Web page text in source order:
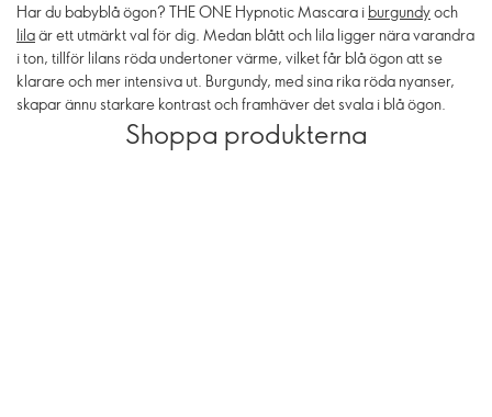
Har du babyblå ögon? THE ONE Hypnotic Mascara i burgundyoch
lilaär ett utmärkt val för dig. Medan blått och lila ligger nära varandra
i ton, tillför lilans röda undertoner värme, vilket får blå ögon att se
klarare och mer intensiva ut. Burgundy, med sina rika röda nyanser,
skapar ännu starkare kontrast och framhäver det svala i blå ögon.
Shoppa produkterna